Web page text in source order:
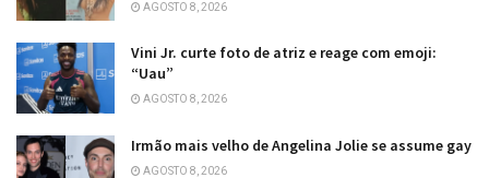
AGOSTO 8, 2026
Vini Jr. curte foto de atriz e reage com emoji:
“Uau”
AGOSTO 8, 2026
Irmão mais velho de Angelina Jolie se assume gay
AGOSTO 8, 2026